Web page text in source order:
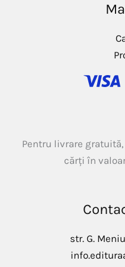
Pentru livrare
cărți în
str. G.